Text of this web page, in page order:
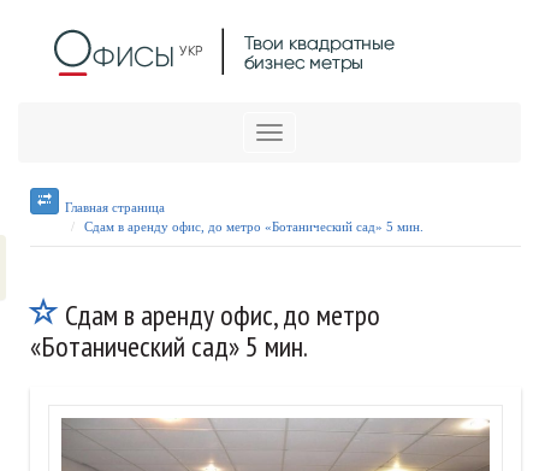
Меню
Главная страница
Сдам в аренду офис, до метро «Ботанический сад» 5 мин.
Сдам в аренду офис, до метро
«Ботанический сад» 5 мин.